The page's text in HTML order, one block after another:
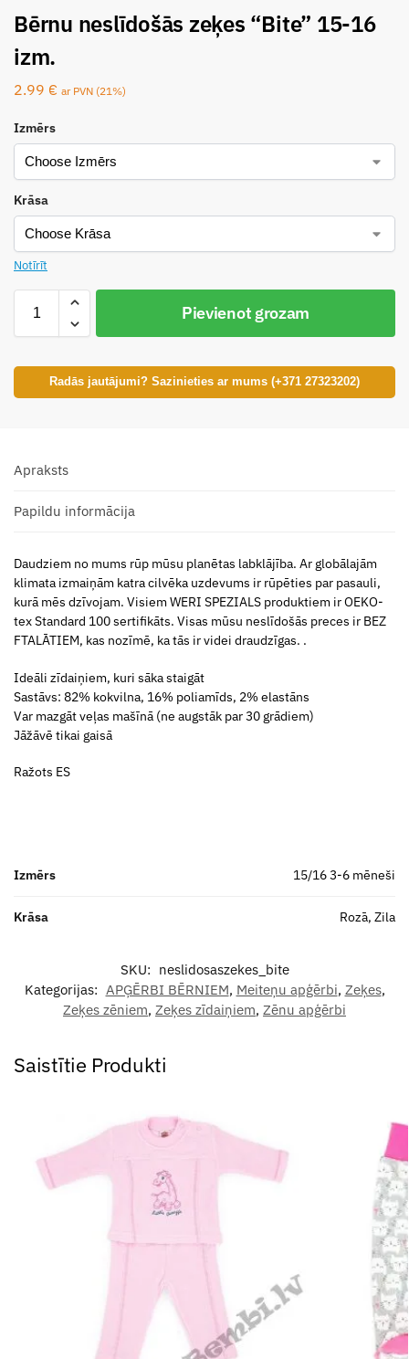
Bērnu neslīdošās zeķes “Bite” 15-16
izm.
2.99 € ar PVN (21%)
Izmērs
Krāsa
Notīrīt
Pievienot grozam
Radās jautājumi? Sazinieties ar mums (+371 27323202)
Apraksts
Papildu informācija
Daudziem no mums rūp mūsu planētas labklājība. Ar globālajām
klimata izmaiņām katra cilvēka uzdevums ir rūpēties par pasauli,
kurā mēs dzīvojam. Visiem WERI SPEZIALS produktiem ir OEKO-
tex Standard 100 sertifikāts. Visas mūsu neslīdošās preces ir BEZ
FTALĀTIEM, kas nozīmē, ka tās ir videi draudzīgas. .
Ideāli zīdaiņiem, kuri sāka staigāt
Sastāvs: 82% kokvilna, 16% poliamīds, 2% elastāns
Var mazgāt veļas mašīnā (ne augstāk par 30 grādiem)
Jāžāvē tikai gaisā
Ražots ES
Izmērs 15/16 3-6 mēneši
Krāsa Rozā, Zila
SKU: neslidosaszekes_bite
Kategorijas: APĢĒRBI BĒRNIEM, Meiteņu apģērbi, Zeķes,
Zeķes zēniem, Zeķes zīdaiņiem, Zēnu apģērbi
Saistītie Produkti